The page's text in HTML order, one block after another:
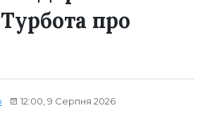
про
12:00, 9 Серпня 2026